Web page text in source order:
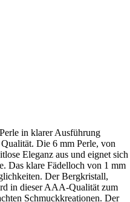
in klarer Ausführung
Die 6 mm Perle, von
Eleganz aus und eignet sich
Das klare Fädelloch von 1 mm
Der Bergkristall,
in dieser AAA-Qualität zum
Schmuckkreationen. Der